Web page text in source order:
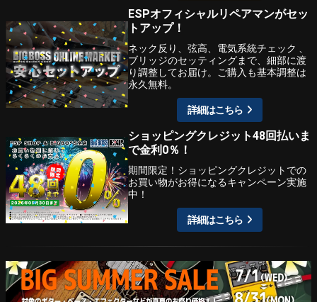
ESPオフィシャルリペアマンがセッ
トアップ！
ネック反り、弦高、電気系統チェック 、
ブリッジのセッティングまで、細部に渡
り調整してお届け。ご購入も基本調整は
永久無料。
詳細はこちら
ショッピングクレジット48回払いま
で金利0％！
期間限定！ショッピングクレジットでの
お買い物がお得になるキャンペーン実施
中！
詳細はこちら